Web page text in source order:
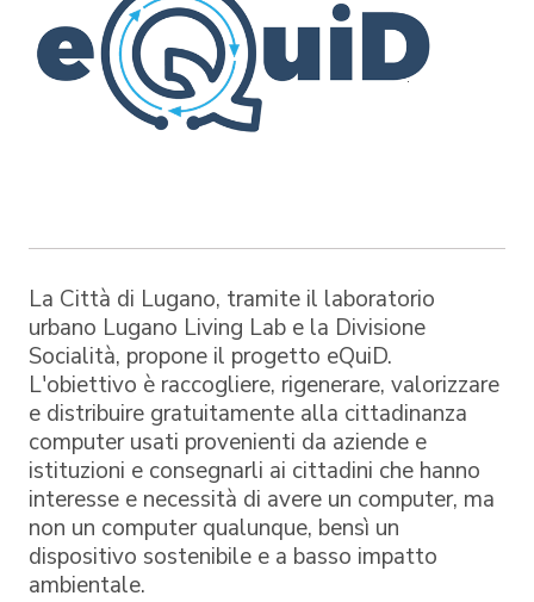
La Città di Lugano, tramite il laboratorio
urbano Lugano Living Lab e la Divisione
Socialità, propone il progetto eQuiD.
L'obiettivo è raccogliere, rigenerare, valorizzare
e distribuire gratuitamente alla cittadinanza
computer usati provenienti da aziende e
istituzioni e consegnarli ai cittadini che hanno
interesse e necessità di avere un computer, ma
non un computer qualunque, bensì un
dispositivo sostenibile e a basso impatto
ambientale.